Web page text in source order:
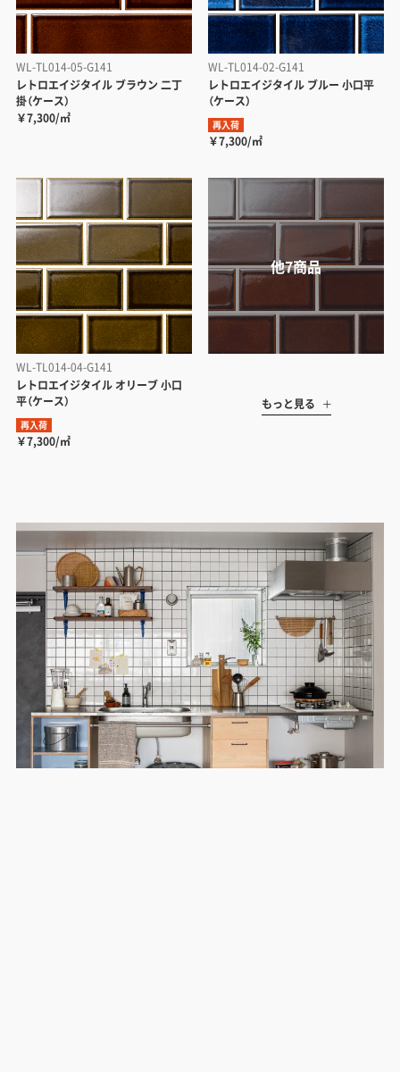
WL-TL014-05-G141
レトロエイジタイル ブラウン 二丁
掛（ケース）
￥7,300/㎡
WL-TL014-02-G141
レトロエイジタイル ブルー 小口平
（ケース）
再入荷
￥7,300/㎡
WL-TL014-04-G141
レトロエイジタイル オリーブ 小口
平（ケース）
再入荷
￥7,300/㎡
もっと見る